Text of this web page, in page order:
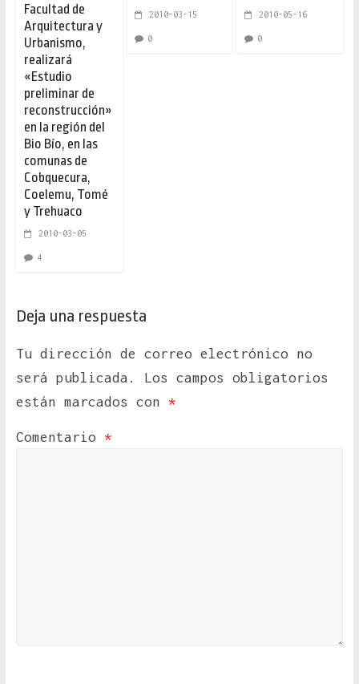
Facultad de
Arquitectura y
Urbanismo,
realizará
«Estudio
preliminar de
reconstrucción»
en la región del
Bio Bío, en las
comunas de
Cobquecura,
Coelemu, Tomé
y Trehuaco
2010-03-05
4
2010-03-15
0
2010-05-16
0
Deja una respuesta
Tu dirección de correo electrónico no
será publicada.
Los campos obligatorios
están marcados con *
Comentario *